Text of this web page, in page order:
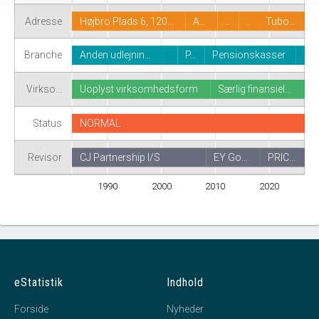
Adresse
Branche
Virkso…
Status
Revisor
1990 2000 2010 2020
Højbro Plads 6, 120… A… Tubo…
Anden udlejnin… P… Pensionskasser
Uoplyst virksomhedsform Særlig finansiel…
NORMAL
EY Go…
CJ Partnership I/S PRIC…
eStatistik
Forside
Indhold
Nyheder